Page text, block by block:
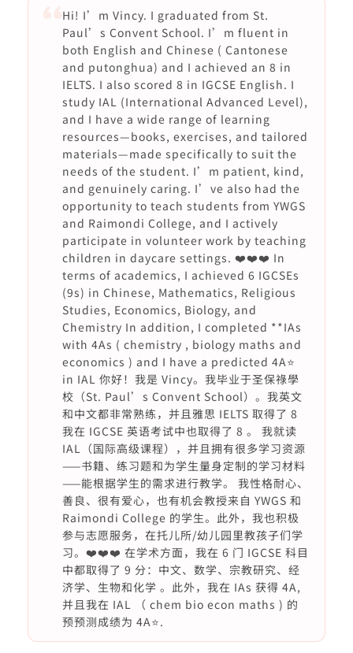
Hi! I’m Vincy. I graduated from St.
Paul’s Convent School. I’m fluent in
both English and Chinese ( Cantonese
and putonghua) and I achieved an 8 in
IELTS. I also scored 8 in IGCSE English. I
study IAL (International Advanced Level),
and I have a wide range of learning
resources—books, exercises, and tailored
materials—made specifically to suit the
needs of the student. I’m patient, kind,
and genuinely caring. I’ve also had the
opportunity to teach students from YWGS
and Raimondi College, and I actively
participate in volunteer work by teaching
children in daycare settings. ❤️❤️❤️ In
terms of academics, I achieved 6 IGCSEs
(9s) in Chinese, Mathematics, Religious
Studies, Economics, Biology, and
Chemistry In addition, I completed **IAs
with 4As ( chemistry , biology maths and
economics ) and I have a predicted 4A⭐️
in IAL 你好！我是 Vincy。我毕业于圣保祿學
校（St. Paul’s Convent School）。我英文
和中文都非常熟练，并且雅思 IELTS 取得了 8
我在 IGCSE 英语考试中也取得了 8 。 我就读
IAL（国际高级课程），并且拥有很多学习资源
——书籍、练习题和为学生量身定制的学习材料
——能根据学生的需求进行教学。 我性格耐心、
善良、很有爱心，也有机会教授来自 YWGS 和
Raimondi College 的学生。此外，我也积极
参与志愿服务，在托儿所/幼儿园里教孩子们学
习。❤️❤️❤️ 在学术方面，我在 6 门 IGCSE 科目
中都取得了 9 分：中文、数学、宗教研究、经
济学、生物和化学 。此外，我在 IAs 获得 4A,
并且我在 IAL （ chem bio econ maths ) 的
预预测成绩为 4A⭐️.